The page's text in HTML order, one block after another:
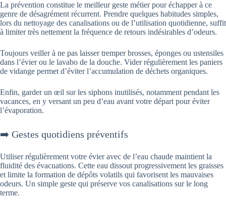
La prévention constitue le meilleur geste métier pour échapper à ce
genre de désagrément récurrent. Prendre quelques habitudes simples,
lors du nettoyage des canalisations ou de l’utilisation quotidienne, suffit
à limiter très nettement la fréquence de retours indésirables d’odeurs.
Toujours veiller à ne pas laisser tremper brosses, éponges ou ustensiles
dans l’évier ou le lavabo de la douche. Vider régulièrement les paniers
de vidange permet d’éviter l’accumulation de déchets organiques.
Enfin, garder un œil sur les siphons inutilisés, notamment pendant les
vacances, en y versant un peu d’eau avant votre départ pour éviter
l’évaporation.
➡️ Gestes quotidiens préventifs
Utiliser régulièrement votre évier avec de l’eau chaude maintient la
fluidité des évacuations. Cette eau dissout progressivement les graisses
et limite la formation de dépôts volatils qui favorisent les mauvaises
odeurs. Un simple geste qui préserve vos canalisations sur le long
terme.